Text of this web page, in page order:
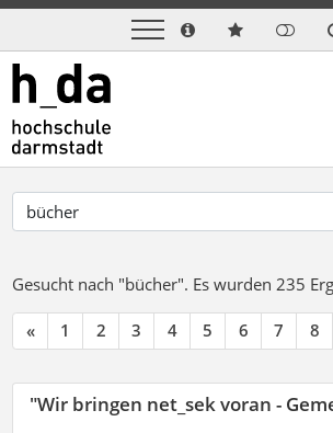
Gesucht nach "bücher". Es wurden 235
« 1 2 3 4 5 6 7 8
"Wir bringen net_sek voran -